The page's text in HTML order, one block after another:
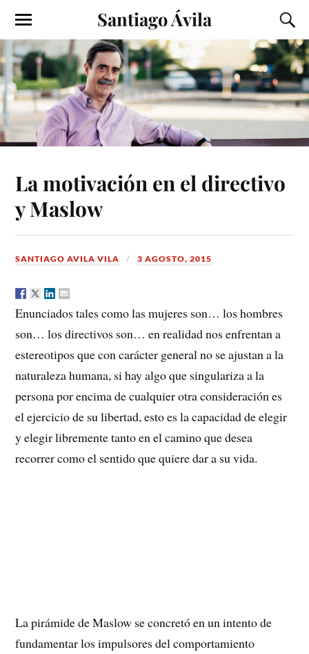
Santiago Ávila
La motivación en el directivo
y Maslow
SANTIAGO AVILA VILA 3 AGOSTO, 2015
Enunciados tales como las mujeres son… los hombres
son… los directivos son… en realidad nos enfrentan a
estereotipos que con carácter general no se ajustan a la
naturaleza humana, si hay algo que singulariza a la
persona por encima de cualquier otra consideración es
el ejercicio de su libertad, esto es la capacidad de elegir
y elegir libremente tanto en el camino que desea
recorrer como el sentido que quiere dar a su vida.
La pirámide de Maslow se concretó en un intento de
fundamentar los impulsores del comportamiento